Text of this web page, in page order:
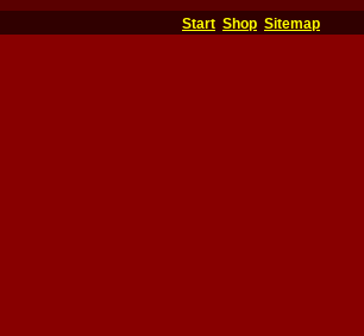
Start Shop Sitemap